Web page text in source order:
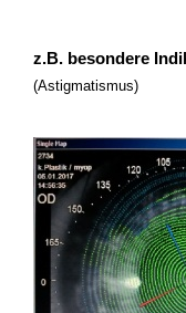
z.B. besondere
(Astigmatismus)